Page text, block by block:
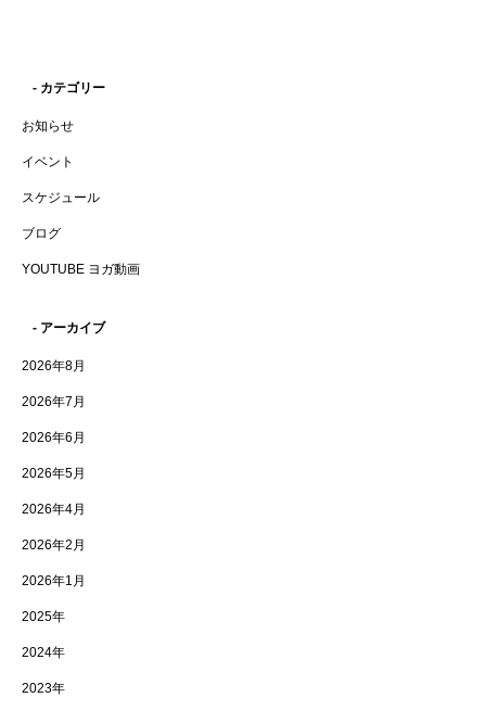
- カテゴリー
お知らせ
イベント
スケジュール
ブログ
YOUTUBE ヨガ動画
- アーカイブ
2026年8月
2026年7月
2026年6月
2026年5月
2026年4月
2026年2月
2026年1月
2025年
2024年
2023年